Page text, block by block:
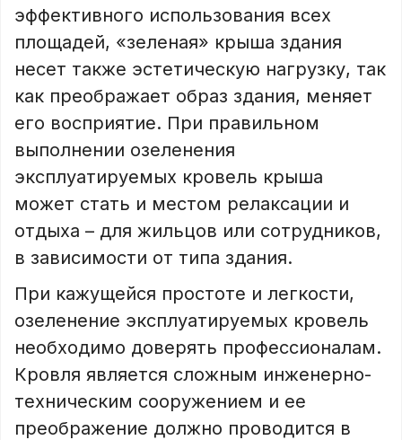
эффективного использования всех
площадей, «зеленая» крыша здания
несет также эстетическую нагрузку, так
как преображает образ здания, меняет
его восприятие. При правильном
выполнении озеленения
эксплуатируемых кровель крыша
может стать и местом релаксации и
отдыха – для жильцов или сотрудников,
в зависимости от типа здания.
При кажущейся простоте и легкости,
озеленение эксплуатируемых кровель
необходимо доверять профессионалам.
Кровля является сложным инженерно-
техническим сооружением и ее
преображение должно проводится в